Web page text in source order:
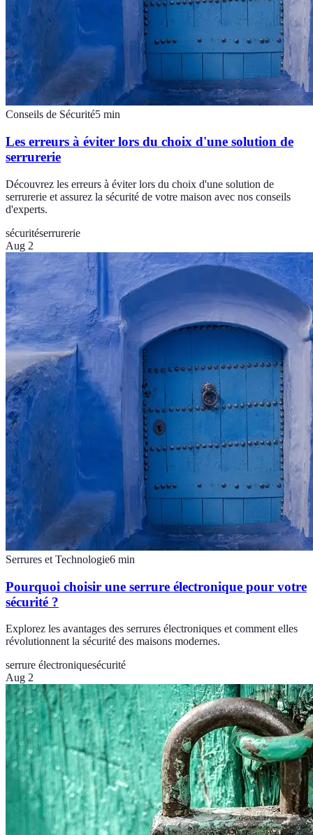
Conseils de Sécurité5 min
Les erreurs à éviter lors du choix d'une solution de
serrurerie
Découvrez les erreurs à éviter lors du choix d'une solution de
serrurerie et assurez la sécurité de votre maison avec nos conseils
d'experts.
sécuritéserrurerie
Aug 2
Serrures et Technologie6 min
Pourquoi choisir une serrure électronique pour votre
sécurité ?
Explorez les avantages des serrures électroniques et comment elles
révolutionnent la sécurité des maisons modernes.
serrure électroniquesécurité
Aug 2